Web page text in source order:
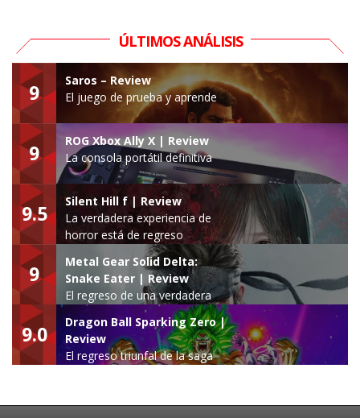
ÚLTIMOS ANÁLISIS
9
Saros – Review
El juego de prueba y aprende
9
ROG Xbox Ally X | Review
La consola portátil definitiva
9.5
Silent Hill f | Review
La verdadera experiencia de
horror está de regreso
9
Metal Gear Solid Delta:
Snake Eater | Review
El regreso de una verdadera
leyenda
9.0
Dragon Ball Sparking Zero |
Review
El regreso triunfal de la saga